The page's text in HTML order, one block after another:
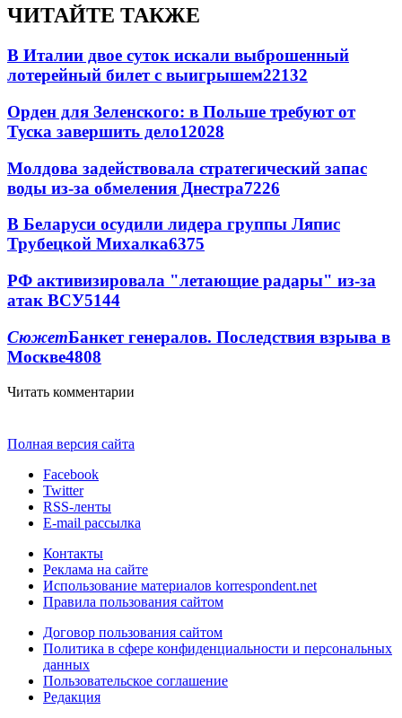
ЧИТАЙТЕ ТАКЖЕ
В Италии двое суток искали выброшенный
лотерейный билет с выигрышем22132
Орден для Зеленского: в Польше требуют от
Туска завершить дело12028
Молдова задействовала стратегический запас
воды из-за обмеления Днестра7226
В Беларуси осудили лидера группы Ляпис
Трубецкой Михалка6375
РФ активизировала "летающие радары" из-за
атак ВСУ5144
СюжетБанкет генералов. Последствия взрыва в
Москве4808
Читать комментарии
Полная версия сайта
Facebook
Twitter
RSS-ленты
E-mail рассылка
Контакты
Реклама на сайте
Использование материалов korrespondent.net
Правила пользования сайтом
Договор пользования сайтом
Политика в сфере конфиденциальности и персональных
данных
Пользовательское соглашение
Редакция